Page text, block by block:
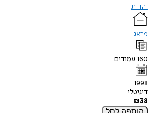
יהדות
פראג
160עמודים
1998
דיגיטלי
₪38